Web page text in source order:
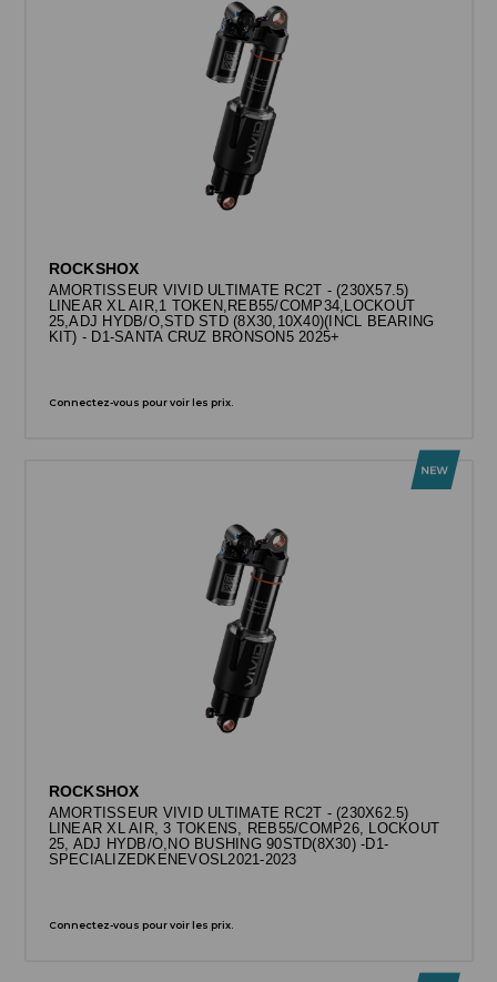
ROCKSHOX
AMORTISSEUR VIVID ULTIMATE RC2T - (230X57.5)
LINEAR XL AIR,1 TOKEN,REB55/COMP34,LOCKOUT
25,ADJ HYDB/O,STD STD (8X30,10X40)(INCL BEARING
KIT) - D1-SANTA CRUZ BRONSON5 2025+
Connectez-vous pour voir les prix.
ROCKSHOX
AMORTISSEUR VIVID ULTIMATE RC2T - (230X62.5)
LINEAR XL AIR, 3 TOKENS, REB55/COMP26, LOCKOUT
25, ADJ HYDB/O,NO BUSHING 90STD(8X30) -D1-
SPECIALIZEDKENEVOSL2021-2023
Connectez-vous pour voir les prix.